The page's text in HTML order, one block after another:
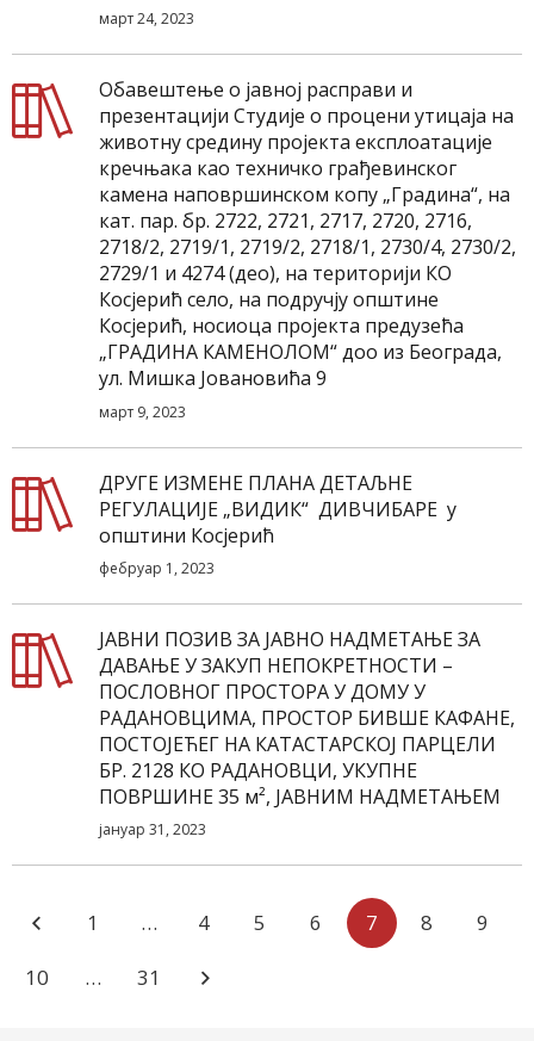
март 24, 2023
Обавештење о јавној расправи и
презентацији Студије о процени утицаја на
животну средину пројекта експлоатације
кречњака као техничко грађевинског
камена наповршинском копу „Градина“, на
кат. пар. бр. 2722, 2721, 2717, 2720, 2716,
2718/2, 2719/1, 2719/2, 2718/1, 2730/4, 2730/2,
2729/1 и 4274 (део), на територији КО
Косјерић село, на подручју општине
Косјерић, носиоца пројекта предузећа
„ГРАДИНА КАМЕНОЛОМ“ доо из Београда,
ул. Мишка Јовановића 9
март 9, 2023
ДРУГЕ ИЗМЕНЕ ПЛАНА ДЕТАЉНЕ
РЕГУЛАЦИЈЕ „ВИДИК“ ДИВЧИБАРЕ у
општини Косјерић
фебруар 1, 2023
ЈАВНИ ПОЗИВ ЗА ЈАВНО НАДМЕТАЊЕ ЗА
ДАВАЊЕ У ЗАКУП НЕПОКРЕТНОСТИ –
ПОСЛОВНОГ ПРОСТОРА У ДОМУ У
РАДАНОВЦИМА, ПРОСТОР БИВШЕ КАФАНЕ,
ПОСТОЈЕЋЕГ НА КАТАСТАРСКОЈ ПАРЦЕЛИ
БР. 2128 КО РАДАНОВЦИ, УКУПНЕ
ПОВРШИНЕ 35 м², ЈАВНИМ НАДМЕТАЊЕМ
јануар 31, 2023
1 … 4 5 6 7 8 9
10 … 31